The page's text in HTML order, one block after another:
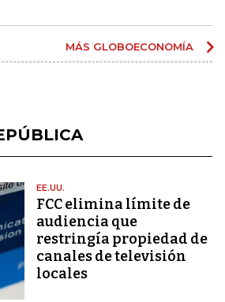
MÁS GLOBOECONOMÍA
EE.UU.
FCC elimina límite de
audiencia que
restringía propiedad de
canales de televisión
locales